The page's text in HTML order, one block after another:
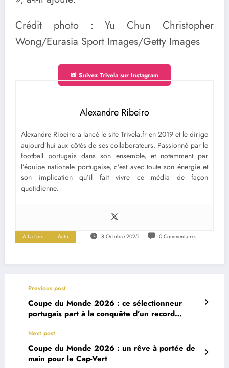
Crédit photo : Yu Chun Christopher
Wong/Eurasia Sport Images/Getty Images
📸 Suivez Trivela sur Instagram
Alexandre Ribeiro
Alexandre Ribeiro a lancé le site Trivela.fr en 2019 et le dirige
aujourd’hui aux côtés de ses collaborateurs. Passionné par le
football portugais dans son ensemble, et notamment par
l’équipe nationale portugaise, c’est avec toute son énergie et
son implication qu’il fait vivre ce média de façon
quotidienne.
A La Une Actu 8 Octobre 2025 0 Commentaires
Previous post
Coupe du Monde 2026 : ce sélectionneur
portugais part à la conquête d’un record
Next post
Coupe du Monde 2026 : un rêve à portée de
main pour le Cap-Vert